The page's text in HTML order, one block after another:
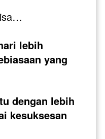
lebih
yang
dengan lebih
kesuksesan